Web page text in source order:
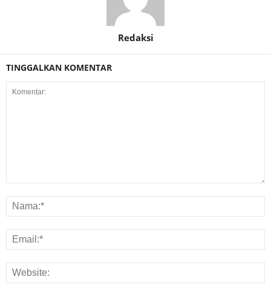
Redaksi
TINGGALKAN KOMENTAR